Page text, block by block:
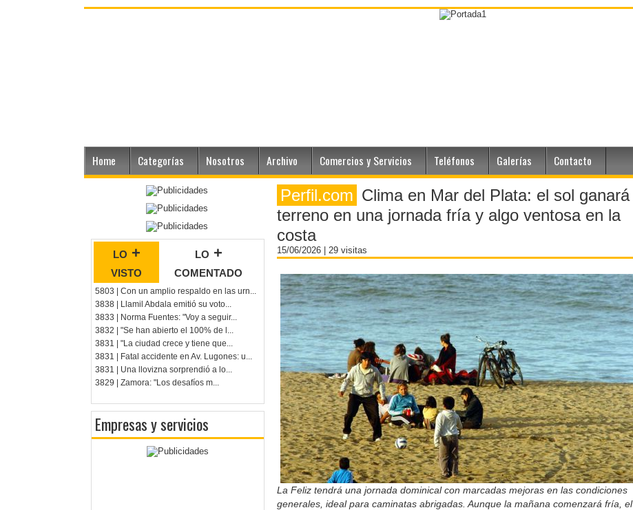
Home Categorías Nosotros Archivo Comercios y Servicios Teléfonos Galerías Contacto
lo +
visto
lo +
comentado
5803 | Con un amplio respaldo en las urn...
3838 | Llamil Abdala emitió su voto...
3833 | Norma Fuentes: "Voy a seguir...
3832 | "Se han abierto el 100% de l...
3831 | "La ciudad crece y tiene que...
3831 | Fatal accidente en Av. Lugones: u...
3831 | Una llovizna sorprendió a lo...
3829 | Zamora: "Los desafíos m...
Empresas y servicios
Perfil.com Clima en Mar del Plata: el sol ganará
terreno en una jornada fría y algo ventosa en la
costa
15/06/2026 | 29 visitas
La Feliz tendrá una jornada dominical con marcadas mejoras en las condiciones
generales, ideal para caminatas abrigadas. Aunque la mañana comenzará fría, el